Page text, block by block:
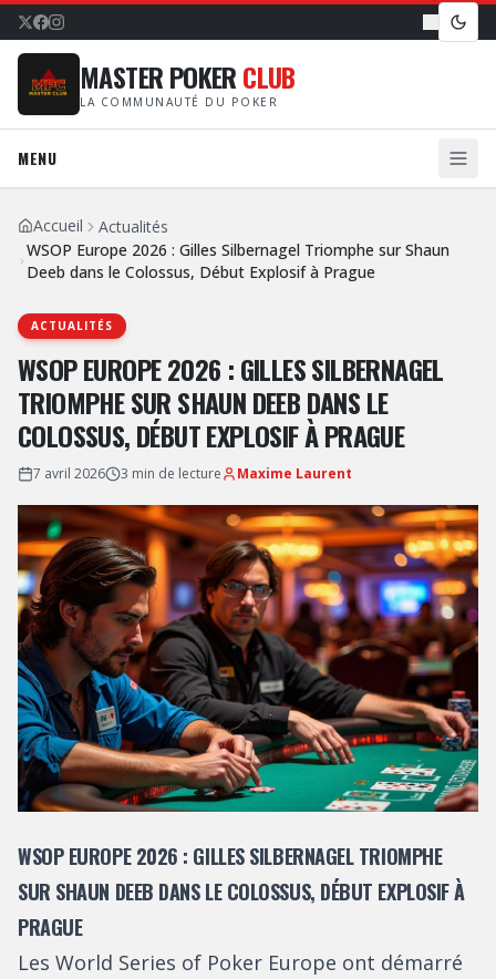
MASTER POKERCLUB
LA COMMUNAUTÉ DU POKER
MENU
Accueil
Actualités
WSOP Europe 2026 : Gilles Silbernagel Triomphe sur Shaun
Deeb dans le Colossus, Début Explosif à Prague
ACTUALITÉS
WSOP EUROPE 2026 : GILLES SILBERNAGEL
TRIOMPHE SUR SHAUN DEEB DANS LE
COLOSSUS, DÉBUT EXPLOSIF À PRAGUE
7 avril 2026 3 min de lecture Maxime Laurent
WSOP EUROPE 2026 : GILLES SILBERNAGEL TRIOMPHE
SUR SHAUN DEEB DANS LE COLOSSUS, DÉBUT EXPLOSIF À
PRAGUE
Les World Series of Poker Europe ont démarré